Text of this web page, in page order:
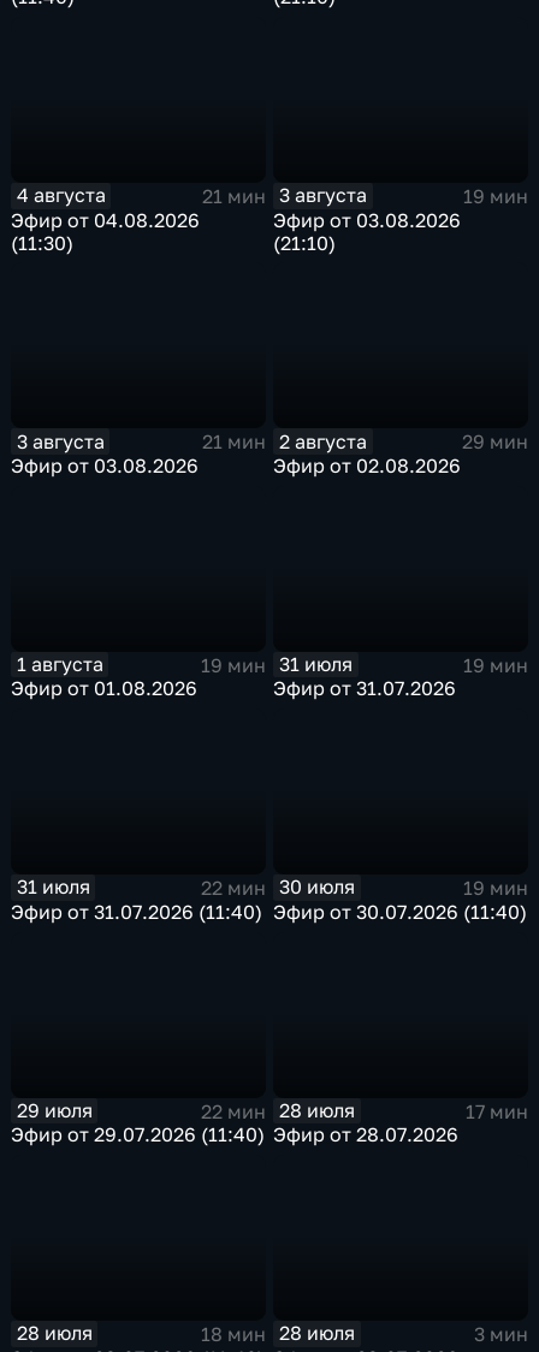
4 августа
21 мин
Эфир от 04.08.2026
(11:30)
3 августа
19 мин
Эфир от 03.08.2026
(21:10)
3 августа
21 мин
Эфир от 03.08.2026
2 августа
29 мин
Эфир от 02.08.2026
1 августа
19 мин
Эфир от 01.08.2026
31 июля
19 мин
Эфир от 31.07.2026
31 июля
22 мин
Эфир от 31.07.2026 (11:40)
30 июля
19 мин
Эфир от 30.07.2026 (11:40)
29 июля
22 мин
Эфир от 29.07.2026 (11:40)
28 июля
17 мин
Эфир от 28.07.2026
28 июля
18 мин
28 июля
3 мин